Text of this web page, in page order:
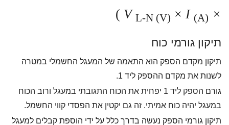
× V
L-N (V)× I(A)
)
תיקון גורמי כוח
תיקון מקדם הספק הוא התאמה של המעגל החשמלי במטרה
לשנות את מקדם ההספק ליד 1.
גורם הספק ליד 1 יפחית את הכוח התגובתי במעגל ורוב הכוח
במעגל יהיה כוח אמיתי. זה גם יקטין את הפסדי קווי החשמל.
תיקון גורמי הספק נעשה בדרך כלל על ידי הוספת קבלים למעגל